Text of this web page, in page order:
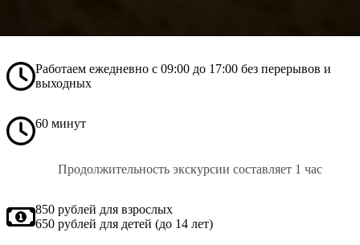
Работаем ежедневно с 09:00 до 17:00 без перерывов и
выходных
60 минут
Продолжительность экскурсии составляет 1 час
850 рублей для взрослых
650 рублей для детей (до 14 лет)